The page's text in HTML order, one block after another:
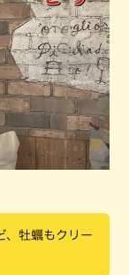
、牡蠣もクリー